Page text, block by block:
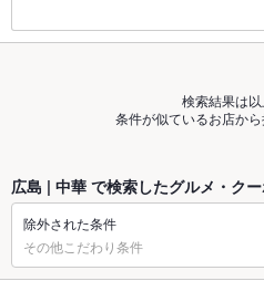
検索結果は以
条件が似ているお店か
広島 | 中華 で検索したグルメ・ク
除外された条件
その他こだわり条件